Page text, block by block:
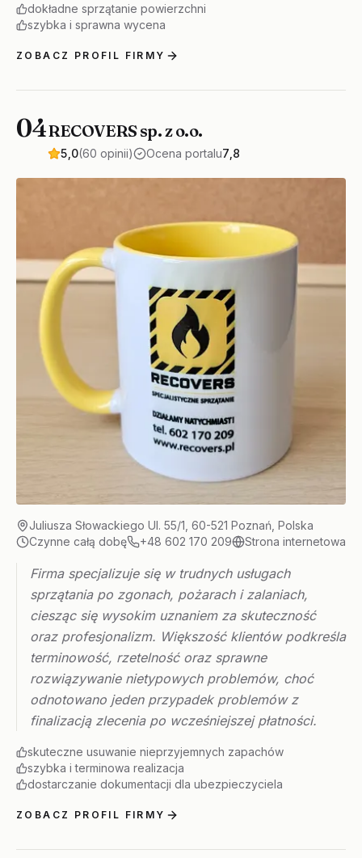
dokładne sprzątanie powierzchni
szybka i sprawna wycena
ZOBACZ PROFIL FIRMY
04RECOVERS sp. z o.o.
5,0(60 opinii) Ocena portalu7,8
Juliusza Słowackiego Ul. 55/1, 60-521 Poznań, Polska
Czynne całą dobę
+48 602 170 209 Strona internetowa
Firma specjalizuje się w trudnych usługach
sprzątania po zgonach, pożarach i zalaniach,
ciesząc się wysokim uznaniem za skuteczność
oraz profesjonalizm. Większość klientów podkreśla
terminowość, rzetelność oraz sprawne
rozwiązywanie nietypowych problemów, choć
odnotowano jeden przypadek problemów z
finalizacją zlecenia po wcześniejszej płatności.
skuteczne usuwanie nieprzyjemnych zapachów
szybka i terminowa realizacja
dostarczanie dokumentacji dla ubezpieczyciela
ZOBACZ PROFIL FIRMY